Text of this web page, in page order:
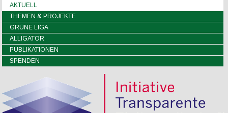
AKTUELL
THEMEN & PROJEKTE
GRÜNE LIGA
ALLIGATOR
PUBLIKATIONEN
SPENDEN